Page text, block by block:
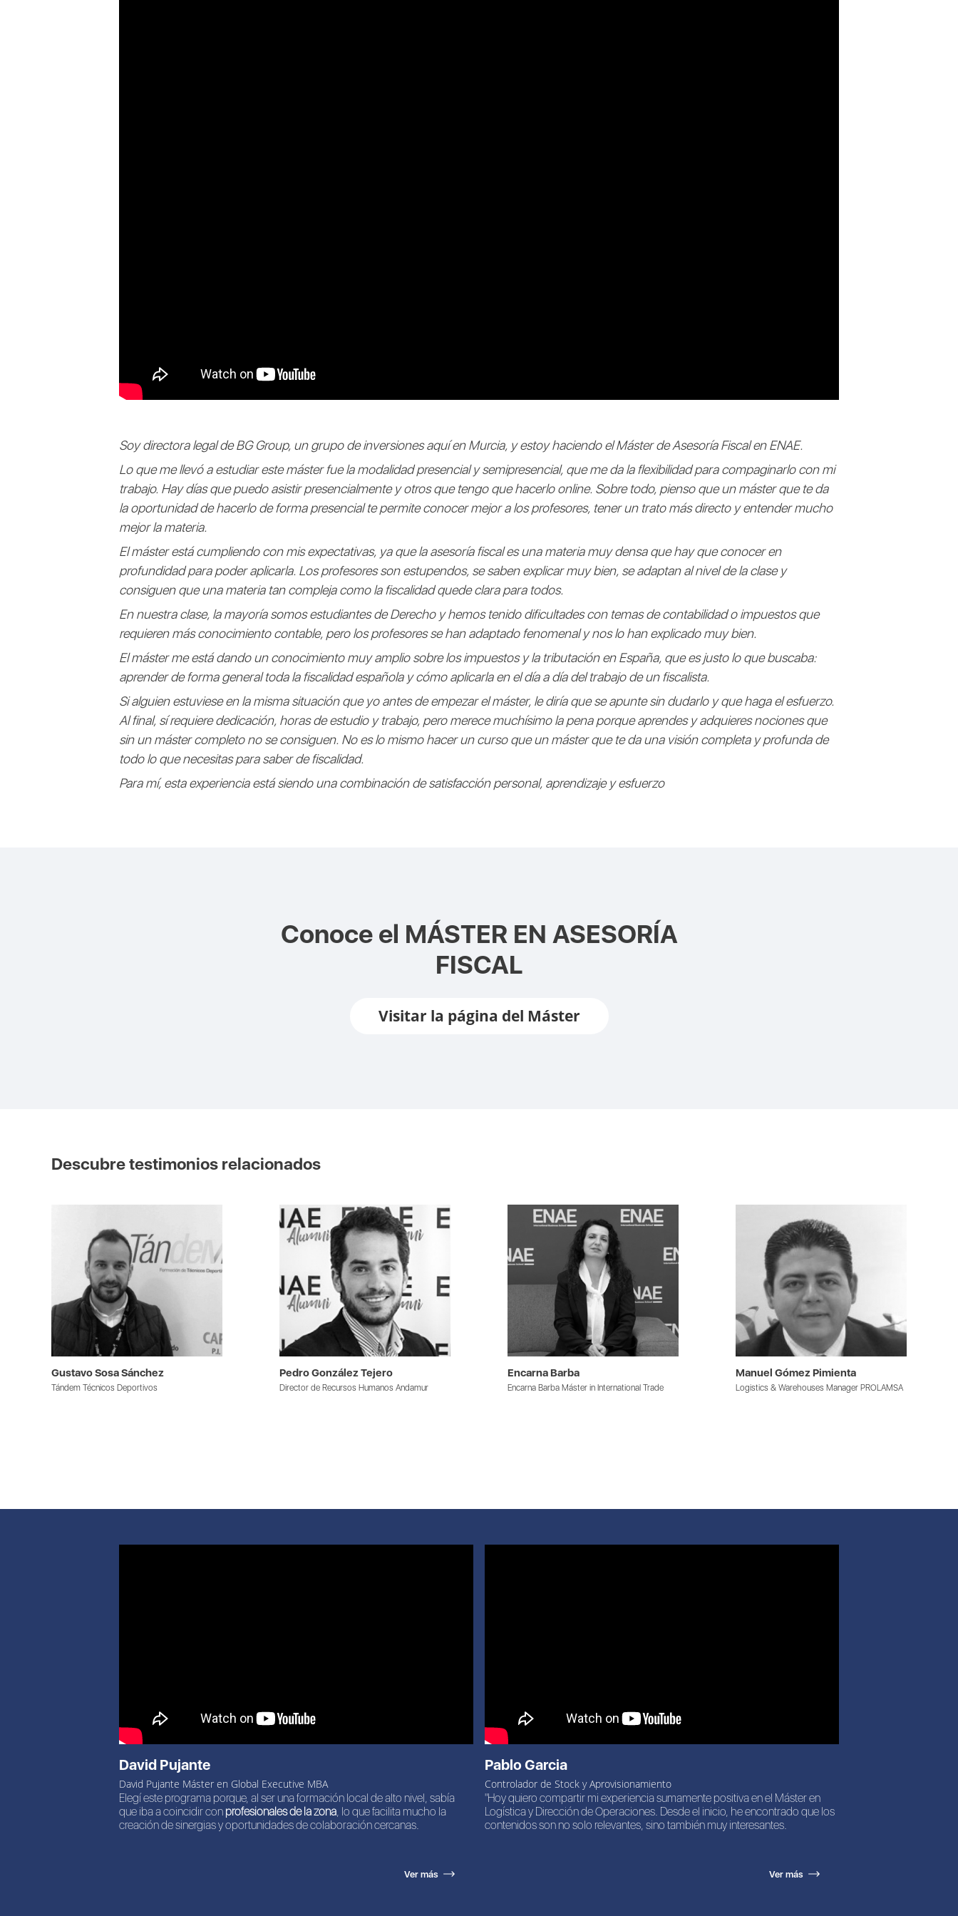
Soy directora legal de BG Group, un grupo de inversiones aquí en Murcia, y estoy haciendo el Máster de Asesoría Fiscal en ENAE.
Lo que me llevó a estudiar este máster fue la modalidad presencial y semipresencial, que me da la flexibilidad para compaginarlo con mi
trabajo. Hay días que puedo asistir presencialmente y otros que tengo que hacerlo online. Sobre todo, pienso que un máster que te da
la oportunidad de hacerlo de forma presencial te permite conocer mejor a los profesores, tener un trato más directo y entender mucho
mejor la materia.
El máster está cumpliendo con mis expectativas, ya que la asesoría fiscal es una materia muy densa que hay que conocer en
profundidad para poder aplicarla. Los profesores son estupendos, se saben explicar muy bien, se adaptan al nivel de la clase y
consiguen que una materia tan compleja como la fiscalidad quede clara para todos.
En nuestra clase, la mayoría somos estudiantes de Derecho y hemos tenido dificultades con temas de contabilidad o impuestos que
requieren más conocimiento contable, pero los profesores se han adaptado fenomenal y nos lo han explicado muy bien.
El máster me está dando un conocimiento muy amplio sobre los impuestos y la tributación en España, que es justo lo que buscaba:
aprender de forma general toda la fiscalidad española y cómo aplicarla en el día a día del trabajo de un fiscalista.
Si alguien estuviese en la misma situación que yo antes de empezar el máster, le diría que se apunte sin dudarlo y que haga el esfuerzo.
Al final, sí requiere dedicación, horas de estudio y trabajo, pero merece muchísimo la pena porque aprendes y adquieres nociones que
sin un máster completo no se consiguen. No es lo mismo hacer un curso que un máster que te da una visión completa y profunda de
todo lo que necesitas para saber de fiscalidad.
Para mí, esta experiencia está siendo una combinación de satisfacción personal, aprendizaje y esfuerzo
Conoce el MÁSTER EN ASESORÍA
FISCAL
Visitar la página del Máster
Descubre testimonios relacionados
Gustavo Sosa Sánchez
Tándem Técnicos Deportivos
Pedro González Tejero
Director de Recursos Humanos Andamur
Encarna Barba
Encarna Barba Máster in International Trade
Manuel Gómez Pimienta
Logistics & Warehouses Manager PROLAMSA
David Pujante
David Pujante Máster en Global Executive MBA
Elegí este programa porque, al ser una formación local de alto nivel, sabía
que iba a coincidir con profesionales de la zona, lo que facilita mucho la
creación de sinergias y oportunidades de colaboración cercanas.
Ver más
Pablo Garcia
Controlador de Stock y Aprovisionamiento
"Hoy quiero compartir mi experiencia sumamente positiva en el Máster en
Logística y Dirección de Operaciones. Desde el inicio, he encontrado que los
contenidos son no solo relevantes, sino también muy interesantes.
Ver más